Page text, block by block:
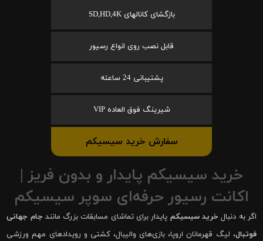
بازگشای کانالهای SD,HD,4K
قابل نصب روی انواع رسیور
پشتیبانی 24 ساعته
شیرینگ فوق العاده VIP
سفارش خرید سیسیکم
خرید سیسیکم پایدار و بدون فریز |
اکانت رسیور حرفه‌ای سوپر سیسیکم
اگر به دنبال خرید سیسیکم پایدار برای تماشای مسابقات بزرگ مانند جام جهانی
فوتبال، لیگ قهرمانان اروپا، بازی‌های والیبال، کشتی و رویدادهای مهم ورزشی